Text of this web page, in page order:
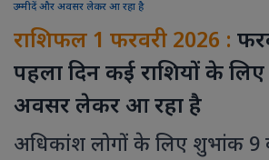
उम्मीदें और अवसर लेकर आ रहा है
राशिफल 1 फरवरी 2026 :
पहला दिन कई राशियों के
अवसर लेकर आ रहा है
अधिकांश लोगों के लिए शुभांक 9